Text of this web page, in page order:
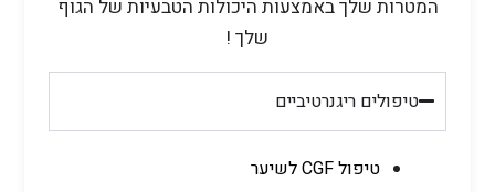
המטרות שלך באמצעות היכולות הטבעיות של הגוף
שלך !
טיפולים ריגנרטיביים
טיפול CGF לשיער